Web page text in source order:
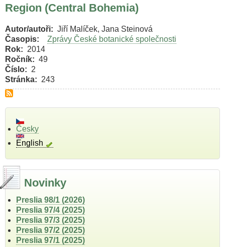
Region (Central Bohemia)
Autor/autoři
Jiří Malíček, Jana Steinová
Časopis
Zprávy České botanické společnosti
Rok
2014
Ročník
49
Číslo
2
Stránka
243
Česky
English
Novinky
Preslia 98/1 (2026)
Preslia 97/4 (2025)
Preslia 97/3 (2025)
Preslia 97/2 (2025)
Preslia 97/1 (2025)